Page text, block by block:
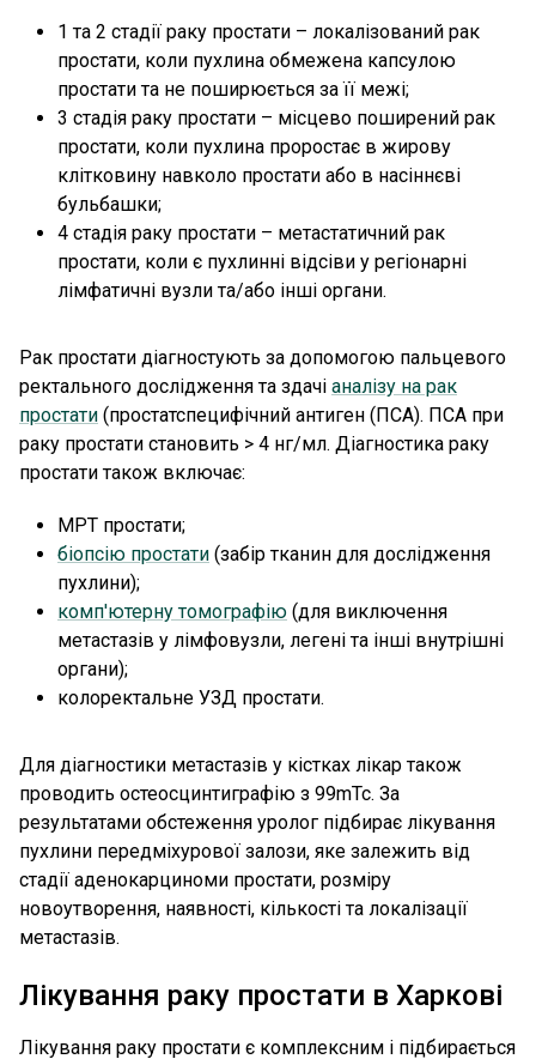
1 та 2 стадії раку простати – локалізований рак
простати, коли пухлина обмежена капсулою
простати та не поширюється за її межі;
3 стадія раку простати – місцево поширений рак
простати, коли пухлина проростає в жирову
клітковину навколо простати або в насіннєві
бульбашки;
4 стадія раку простати – метастатичний рак
простати, коли є пухлинні відсіви у регіонарні
лімфатичні вузли та/або інші органи.
Рак простати діагностують за допомогою пальцевого
ректального дослідження та здачі аналізу на рак
простати (простатспецифічний антиген (ПСА). ПСА при
раку простати становить > 4 нг/мл. Діагностика раку
простати також включає:
МРТ простати;
біопсію простати (забір тканин для дослідження
пухлини);
комп'ютерну томографію (для виключення
метастазів у лімфовузли, легені та інші внутрішні
органи);
колоректальне УЗД простати.
Для діагностики метастазів у кістках лікар також
проводить остеосцинтиграфію з 99mTc. За
результатами обстеження уролог підбирає лікування
пухлини передміхурової залози, яке залежить від
стадії аденокарциноми простати, розміру
новоутворення, наявності, кількості та локалізації
метастазів.
Лікування раку простати в Харкові
Лікування раку простати є комплексним і підбирається